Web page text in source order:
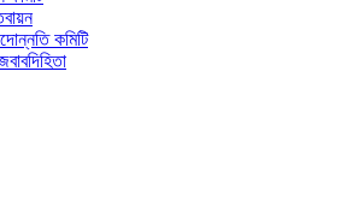
কমিটি